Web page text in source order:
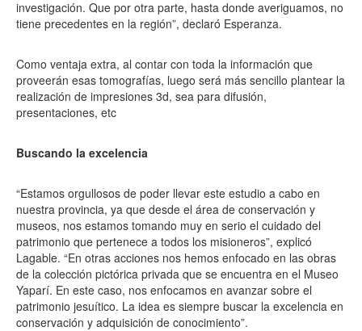
investigación. Que por otra parte, hasta donde averiguamos, no
tiene precedentes en la región”, declaró Esperanza.
Como ventaja extra, al contar con toda la información que
proveerán esas tomografías, luego será más sencillo plantear la
realización de impresiones 3d, sea para difusión,
presentaciones, etc
Buscando la excelencia
“Estamos orgullosos de poder llevar este estudio a cabo en
nuestra provincia, ya que desde el área de conservación y
museos, nos estamos tomando muy en serio el cuidado del
patrimonio que pertenece a todos los misioneros”, explicó
Lagable. “En otras acciones nos hemos enfocado en las obras
de la colección pictórica privada que se encuentra en el Museo
Yaparí. En este caso, nos enfocamos en avanzar sobre el
patrimonio jesuítico. La idea es siempre buscar la excelencia en
conservación y adquisición de conocimiento”.